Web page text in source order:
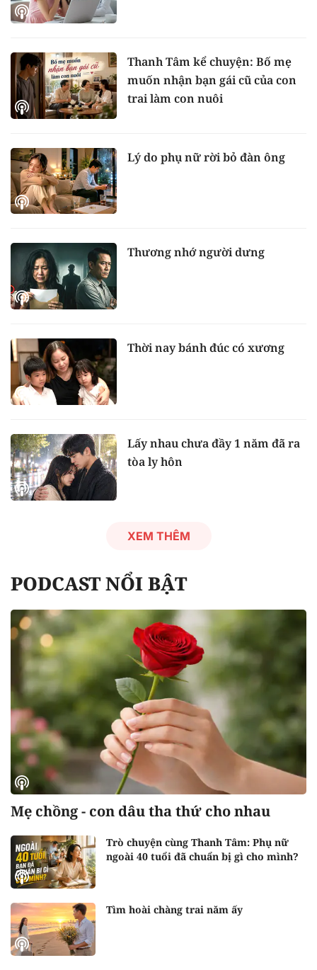
Thanh Tâm kể chuyện: Bố mẹ
muốn nhận bạn gái cũ của con
trai làm con nuôi
Lý do phụ nữ rời bỏ đàn ông
Thương nhớ người dưng
Thời nay bánh đúc có xương
Lấy nhau chưa đầy 1 năm đã ra
tòa ly hôn
XEM THÊM
PODCAST NỔI BẬT
Mẹ chồng - con dâu tha thứ cho nhau
Trò chuyện cùng Thanh Tâm: Phụ nữ
ngoài 40 tuổi đã chuẩn bị gì cho mình?
Tìm hoài chàng trai năm ấy